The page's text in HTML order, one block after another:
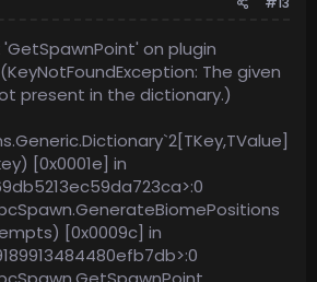
on plugin
The given
present in the dictionary.)
[0x0001e] in
[0x0009c] in